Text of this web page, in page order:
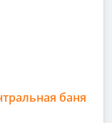
баня